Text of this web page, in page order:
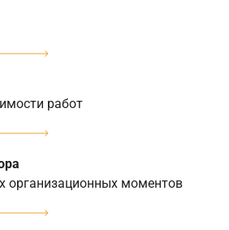
работ
организационных моментов